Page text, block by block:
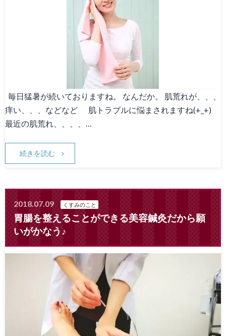
毎日猛暑が続いておりますね。 なんだか。 肌荒れが、、、
痒い、、、などなど 肌トラブルに悩まされますね(+_+)
最近の肌荒れ、、、、…
続きを読む
2018.07.09 くすみのこと
胃腸を整えることができる美容鍼灸だから願
いがかなう♪